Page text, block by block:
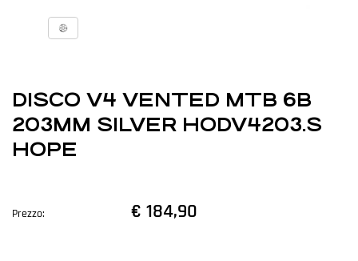
DISCO V4 VENTED MTB 6B
203MM SILVER HODV4203.S
HOPE
Prezzo: € 184,90